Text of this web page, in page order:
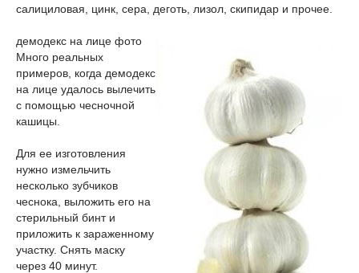
салициловая, цинк, сера, деготь, лизол, скипидар и прочее.
демодекс на лице фото
Много реальных
примеров, когда демодекс
на лице удалось вылечить
с помощью чесночной
кашицы.
Для ее изготовления
нужно измельчить
несколько зубчиков
чеснока, выложить его на
стерильный бинт и
приложить к зараженному
участку. Снять маску
через 40 минут.